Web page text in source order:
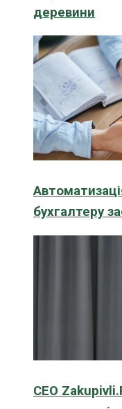
деревини
бухгалтеру
CEO